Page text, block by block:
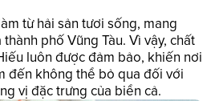
từ hải sản tươi sống, mang
phố Vũng Tàu. Vì vậy, chất
luôn được đảm bảo, khiến nơi
đến không thể bỏ qua đối với
vị đặc trưng của biển cả.